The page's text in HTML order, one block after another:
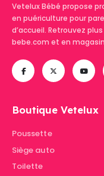
Vetelux Bébé propose
en puériculture pour
d’accueil. Retrouvez
bebe.com et en
Boutique Vetelux
Poussette
Siège auto
Toilette